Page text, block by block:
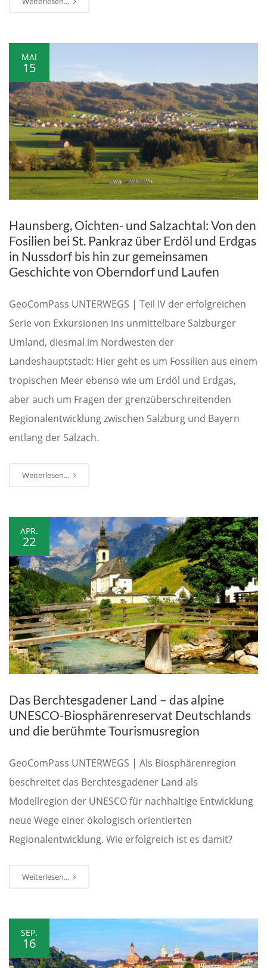
MAI
15
Haunsberg, Oichten- und Salzachtal: Von den
Fosilien bei St. Pankraz über Erdöl und Erdgas
in Nussdorf bis hin zur gemeinsamen
Geschichte von Oberndorf und Laufen
GeoComPass UNTERWEGS | Teil IV der erfolgreichen
Serie von Exkursionen ins unmittelbare Salzburger
Umland, diesmal im Nordwesten der
Landeshauptstadt: Hier geht es um Fossilien aus einem
tropischen Meer ebenso wie um Erdöl und Erdgas,
aber auch um Fragen der grenzüberschreitenden
Regionalentwicklung zwischen Salzburg und Bayern
entlang der Salzach.
Weiterlesen...
APR.
22
Das Berchtesgadener Land – das alpine
UNESCO-Biosphärenreservat Deutschlands
und die berühmte Tourismusregion
GeoComPass UNTERWEGS | Als Biosphärenregion
beschreitet das Berchtesgadener Land als
Modellregion der UNESCO für nachhaltige Entwicklung
neue Wege einer ökologisch orientierten
Regionalentwicklung. Wie erfolgreich ist es damit?
Weiterlesen...
SEP.
16